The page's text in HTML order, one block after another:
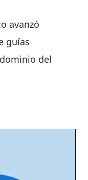
avanzó
guías
del